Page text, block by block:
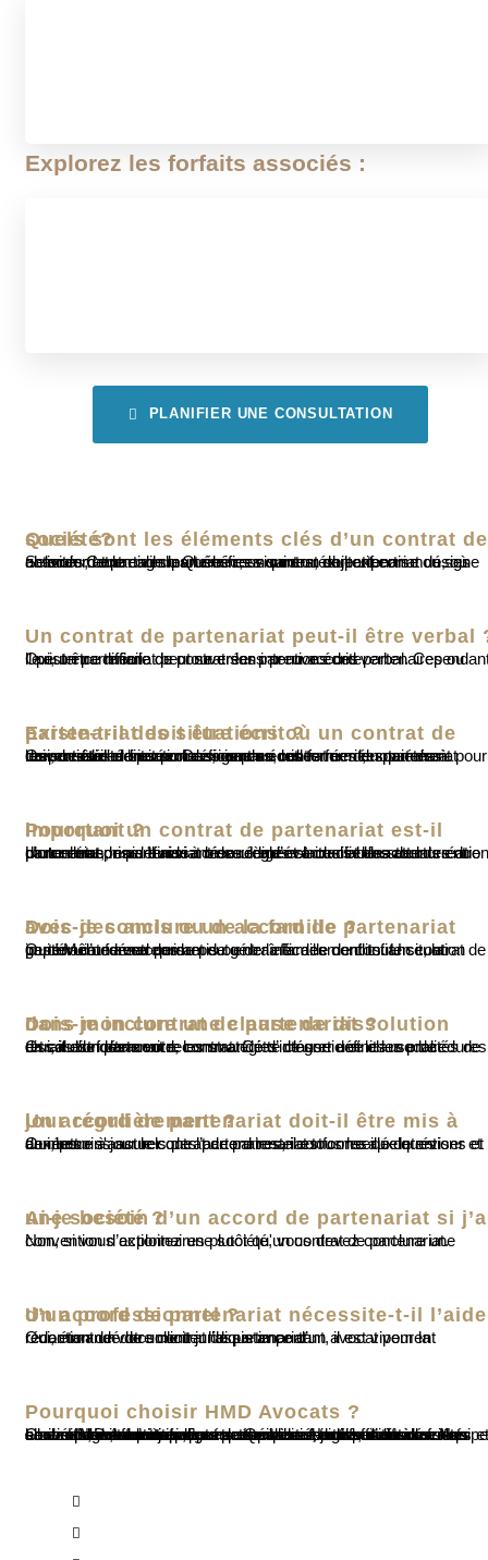
Explorez les forfaits associés :
PLANIFIER UNE CONSULTATION
Quels sont les éléments clés d’un contrat de société?
Selon le Code civil du Québec, un contrat de partenariat désigne un accord entre des partenaires visant un objectif commun, où chacun met en commun ses ressources, son expertise ou ses activités, et partage les bénéfices qui en résultent.
Un contrat de partenariat peut-il être verbal
Oui, un partenariat peut se créer par un accord verbal. Cependant, il peut être difficile de prouver les intentions des partenaires ou l’existence même du contrat sans preuve écrite.
Existe-t-il des situations où un contrat de partenariat doit être écrit ?
Oui, certaines situations exigent un contrat écrit, notamment pour les sociétés de personnes, comme celles formées par des membres d'ordres professionnels sous forme de sociétés à responsabilité limitée. Dans ce cas, les termes du partenariat doivent être clairement définis par écrit.
Pourquoi un contrat de partenariat est-il important ?
Un contrat de partenariat bien rédigé est crucial lors de la création d’une entreprise. Il aide non seulement à clarifier la structure du partenariat, mais aussi à résoudre d’éventuels désaccords entre partenaires, en définissant des règles claires et des attentes mutuelles.
Dois-je conclure un accord de partenariat avec des amis ou de la famille ?
Oui ! Même avec des amis ou de la famille de confiance, la gestion d’une entreprise peut entraîner des conflits. Un contrat de partenariat formel permet de gérer efficacement toute situation imprévu ou désaccord.
Dois-je inclure une clause de dissolution dans mon contrat de partenariat ?
Oui, il est fortement recommandé d’intégrer une clause de dissolution dans votre contrat. Cette clause définit les procédures en cas de désaccord, les stratégies de sortie et les modalités de retrait d'un partenaire.
Un accord de partenariat doit-il être mis à jour régulièrement ?
Oui, pour s'assurer que l’accord reste conforme aux intentions et aux besoins actuels des partenaires, il est conseillé de réviser et de mettre à jour le contrat de partenariat tous les quelques années.
Ai-je besoin d’un accord de partenariat si j’ai une société ?
Non, si vous exploitez une société, vous devez conclure une convention d’actionnaires plutôt qu'un contrat de partenariat.
Un accord de partenariat nécessite-t-il l’aide d’un professionnel ?
Oui, étant un document juridique important, il est vivement recommandé de solliciter l’assistance d’un avocat pour la rédaction de votre contrat de partenariat.
Pourquoi choisir HMD Avocats ?
Chez HMD Avocats, nous mettons à votre disposition une équipe chevronnée, reconnue pour son expertise en droit des sociétés et en droit des affaires partout au Québec. Nous offrons un accompagnement juridique personnalisé, axé sur des résultats concrets, durables et alignés avec vos objectifs d’affaires. Nos services sont entièrement accessibles en ligne, avec des honoraires compétitifs, une transparence totale et aucun frais caché. Nous sommes fiers de contribuer activement à la croissance des entreprises québécoises, notamment dans les secteurs suivants :